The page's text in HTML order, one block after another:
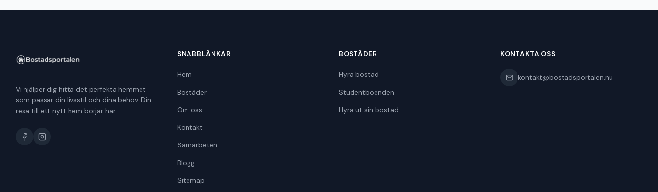
Vi hjälper dig hitta det perfekta hemmet
som passar din livsstil och dina behov. Din
resa till ett nytt hem börjar här.
SNABBLÄNKAR
Hem
Bostäder
Om oss
Kontakt
Samarbeten
Blogg
Sitemap
BOSTÄDER
Hyra bostad
Studentboenden
Hyra ut sin bostad
KONTAKTA OSS
kontakt@bostadsportalen.nu